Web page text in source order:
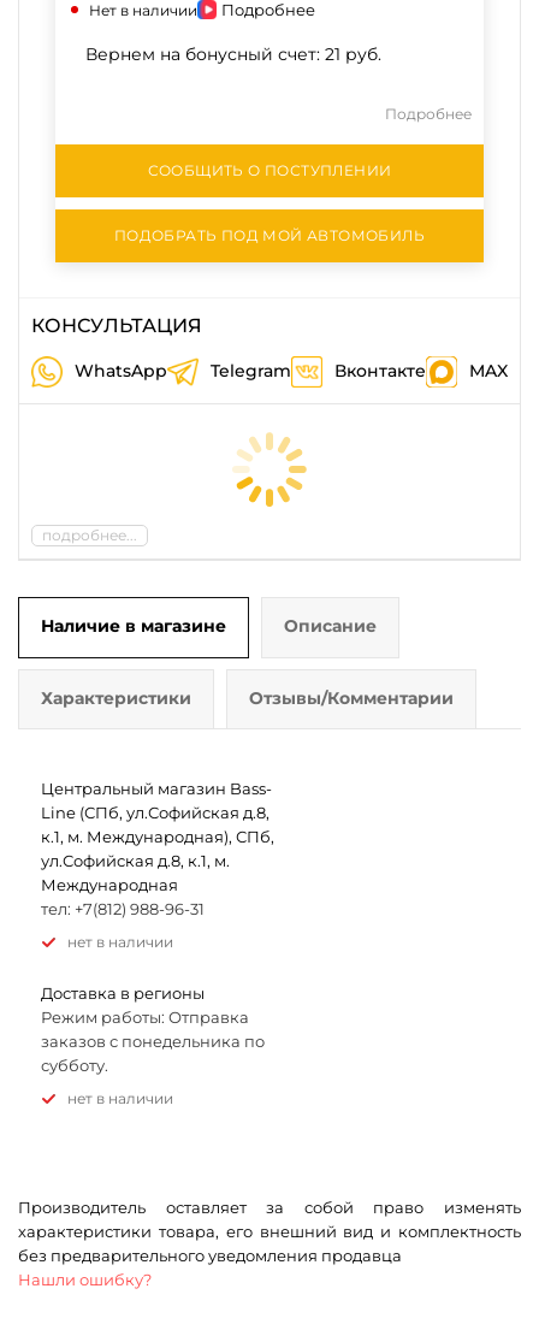
Нет в наличии Подробнее
Вернем на бонусный счет: 21 руб.
Подробнее
СООБЩИТЬ О ПОСТУПЛЕНИИ
ПОДОБРАТЬ ПОД МОЙ АВТОМОБИЛЬ
КОНСУЛЬТАЦИЯ
WhatsApp Telegram Вконтакте MAX
подробнее...
Наличие в магазине Описание
Характеристики Отзывы/Комментарии
Центральный магазин Bass-
Line (СПб, ул.Софийская д.8,
к.1, м. Международная), СПб,
ул.Софийская д.8, к.1, м.
Международная
тел: +7(812) 988-96-31
Нет в наличии
Доставка в регионы
Режим работы: Отправка
заказов с понедельника по
субботу.
Нет в наличии
Производитель оставляет за собой право изменять
характеристики товара, его внешний вид и комплектность
без предварительного уведомления продавца
Нашли ошибку?